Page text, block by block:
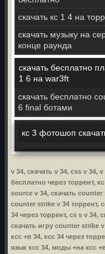
скачать кс 1 4 на
скачать музыку на
конце раунда
скачать бесплатно
1 6 на war3ft
скачать бесплатно
6 final ботами
кс 3 фотошоп
v 34, скачать v 34, css v 34,
бесплатно через торрент,
source v 34, скачать
counter strike v 34 торрент,
34 через торрент, cs s v 34,
скачать игру counter strike v
ксс +в 34, ксс 34 через
язык ксс 34, моды +на ксс